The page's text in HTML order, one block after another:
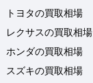
トヨタの買取相場
レクサスの買取相場
ホンダの買取相場
スズキの買取相場